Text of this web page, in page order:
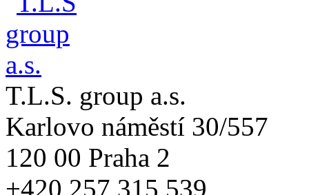
T.L.S. group a.s.
Karlovo náměstí 30/557
120 00 Praha 2
+420 257 315 539